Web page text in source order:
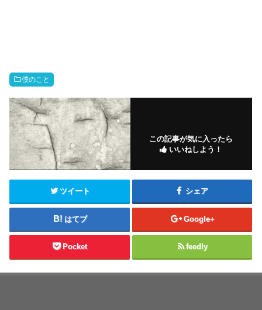
僕のこと
この記事が気に入ったら
いいねしよう！
ツイート シェア
はてブ Google+
Pocket feedly